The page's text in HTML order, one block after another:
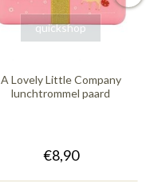
quickshop
A Lovely Little Company
lunchtrommel paard
€8,90